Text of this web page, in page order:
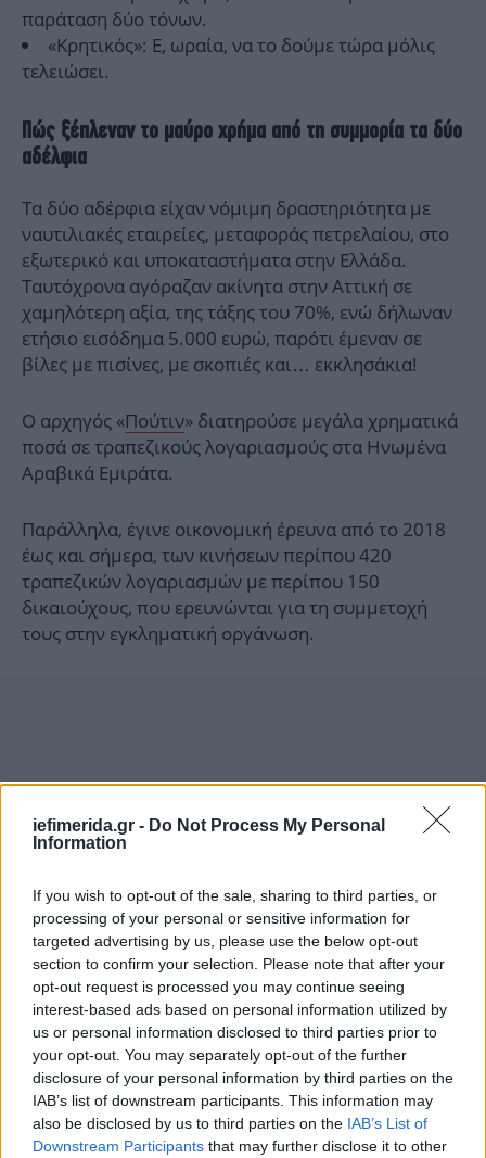
iefimerida.gr - Do Not Process My Personal
Information
If you wish to opt-out of the sale, sharing to third parties, or
processing of your personal or sensitive information for
targeted advertising by us, please use the below opt-out
section to confirm your selection. Please note that after your
opt-out request is processed you may continue seeing
interest-based ads based on personal information utilized by
us or personal information disclosed to third parties prior to
your opt-out. You may separately opt-out of the further
disclosure of your personal information by third parties on the
IAB’s list of downstream participants. This information may
also be disclosed by us to third parties on the IAB’s List of
Downstream Participants that may further disclose it to other
παράταση δύο τόνων.
«Κρητικός»: Ε, ωραία, να το δούμε τώρα μόλις
τελειώσει.
Πώς ξέπλεναν το μαύρο χρήμα από τη συμμορία τα δύο
αδέλφια
Τα δύο αδέρφια είχαν νόμιμη δραστηριότητα με
ναυτιλιακές εταιρείες, μεταφοράς πετρελαίου, στο
εξωτερικό και υποκαταστήματα στην Ελλάδα.
Ταυτόχρονα αγόραζαν ακίνητα στην Αττική σε
χαμηλότερη αξία, της τάξης του 70%, ενώ δήλωναν
ετήσιο εισόδημα 5.000 ευρώ, παρότι έμεναν σε
βίλες με πισίνες, με σκοπιές και… εκκλησάκια!
Ο αρχηγός «Πούτιν» διατηρούσε μεγάλα χρηματικά
ποσά σε τραπεζικούς λογαριασμούς στα Ηνωμένα
Αραβικά Εμιράτα.
Παράλληλα, έγινε οικονομική έρευνα από το 2018
έως και σήμερα, των κινήσεων περίπου 420
τραπεζικών λογαριασμών με περίπου 150
δικαιούχους, που ερευνώνται για τη συμμετοχή
τους στην εγκληματική οργάνωση.